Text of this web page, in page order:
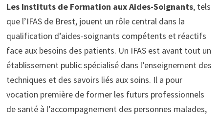
Les Instituts de Formation aux Aides-Soignants, tels
que l’IFAS de Brest, jouent un rôle central dans la
qualification d’aides-soignants compétents et réactifs
face aux besoins des patients. Un IFAS est avant tout un
établissement public spécialisé dans l’enseignement des
techniques et des savoirs liés aux soins. Il a pour
vocation première de former les futurs professionnels
de santé à l’accompagnement des personnes malades,